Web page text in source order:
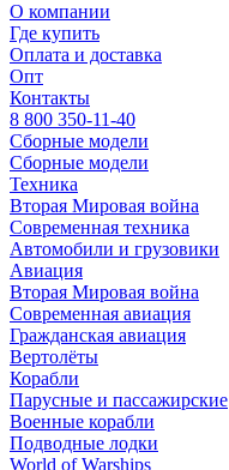
О компании
Где купить
Оплата и доставка
Опт
Контакты
8 800 350-11-40
Сборные модели
Сборные модели
Техника
Вторая Мировая война
Современная техника
Автомобили и грузовики
Авиация
Вторая Мировая война
Современная авиация
Гражданская авиация
Вертолёты
Корабли
Парусные и пассажирские
Военные корабли
Подводные лодки
World of Warships